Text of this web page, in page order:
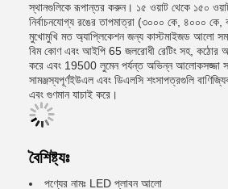
স্থানগুলিকে রূপান্তর করুন। ১৫ ওয়াট থেকে ১৫০
নির্বাচনযোগ্য রঙের তাপমাত্রা (৩০০০ কে, ৪০০০ কে,
মুখোমুখি মত অ্যাপ্লিকেশন জন্য কাস্টমাইজড আলো
বিম কোণ এবং আইপি 65 জলরোধী রেটিং সহ, কঠোর
করে এবং 19500 লুমেন পর্যন্ত অভিন্ন আলোকসজ্জা
সামঞ্জস্যপূর্ণইউএল এবং ডিএলসি শংসাপত্রগুলি
এবং গুণমান যাচাই করে।
বৈশিষ্ট্যঃ
পণ্যের নামঃ LED প্লাবন আলো